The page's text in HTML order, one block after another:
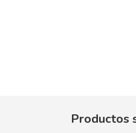
Productos